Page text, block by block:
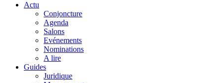
Actu
Conjoncture
Agenda
Salons
Evénements
Nominations
A lire
Guides
Juridique